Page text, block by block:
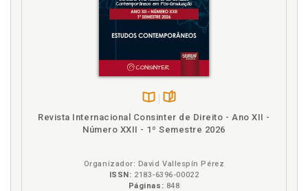
na
Revista Internacional Consinter de Direito - Ano XII -
Número XXII - 1º Semestre 2026
Organizador: David Vallespín Pérez
ISSN: 2183-6396-00022
Páginas: 848